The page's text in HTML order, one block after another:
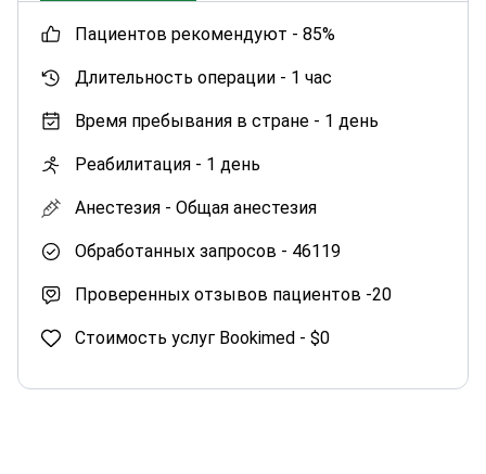
пациентов рекомендуют - 85%
Длительность операции - 1 час
Время пребывания в стране - 1 день
Реабилитация - 1 день
Анестезия - Общая анестезия
Обработанных запросов - 46119
Проверенных отзывов пациентов -20
Стоимость услуг Bookimed - $0